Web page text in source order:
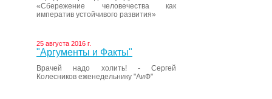
«Сбережение человечества как
императив устойчивого развития»
25 августа 2016 г.
"Аргументы и Факты"
Врачей надо холить! - Сергей
Колесников еженедельнику "АиФ"